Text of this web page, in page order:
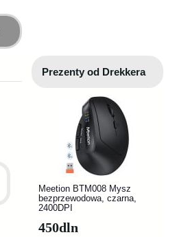
Prezenty od Drekkera
Meetion BTM008 Mysz
bezprzewodowa, czarna,
2400DPI
450dln